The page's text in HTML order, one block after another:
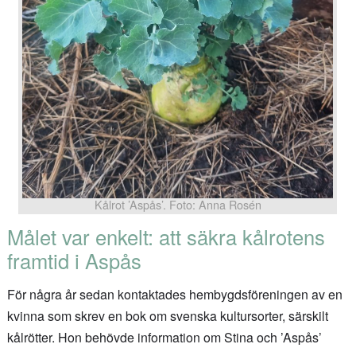
Kålrot ’Aspås’. Foto: Anna Rosén
Målet var enkelt: att säkra kålrotens
framtid i Aspås
För några år sedan kontaktades hembygdsföreningen av en
kvinna som skrev en bok om svenska kultursorter, särskilt
kålrötter. Hon behövde information om Stina och ’Aspås’